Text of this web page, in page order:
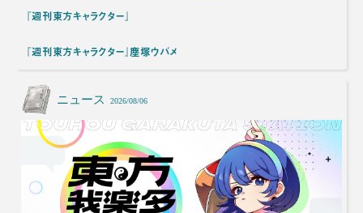
『週刊東方キャラクター』
『週刊東方キャラクター』塵塚ウバメ
ニュース 2026/08/06